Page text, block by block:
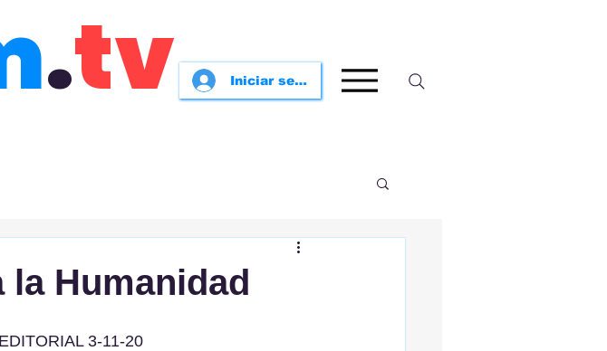
.tv Iniciar sesión
Humanidad
EDITORIAL 3-11-20